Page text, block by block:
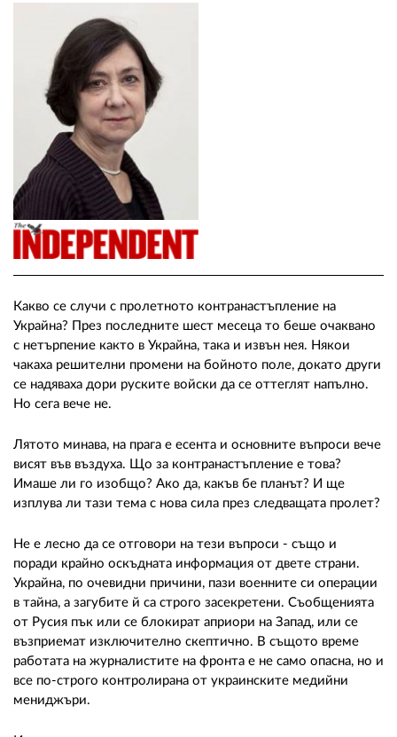
Какво се случи с пролетното контранастъпление на
Украйна? През последните шест месеца то беше очаквано
с нетърпение както в Украйна, така и извън нея. Някои
чакаха решителни промени на бойното поле, докато други
се надяваха дори руските войски да се оттеглят напълно.
Но сега вече не.
Лятото минава, на прага е есента и основните въпроси вече
висят във въздуха. Що за контранастъпление е това?
Имаше ли го изобщо? Ако да, какъв бе планът? И ще
изплува ли тази тема с нова сила през следващата пролет?
Не е лесно да се отговори на тези въпроси - също и
поради крайно оскъдната информация от двете страни.
Украйна, по очевидни причини, пази военните си операции
в тайна, а загубите й са строго засекретени. Съобщенията
от Русия пък или се блокират априори на Запад, или се
възприемат изключително скептично. В същото време
работата на журналистите на фронта е не само опасна, но и
все по-строго контролирана от украинските медийни
мениджъри.